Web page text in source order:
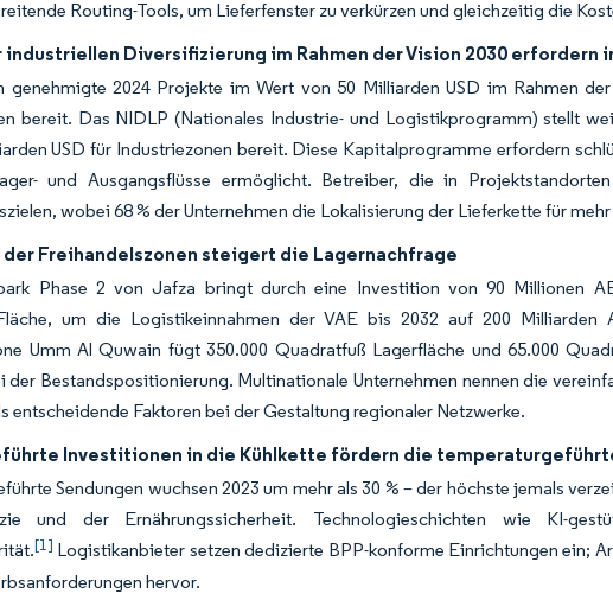
Routing-Tools, um Lieferfenster zu verkürzen und gleichzeitig die
industriellen Diversifizierung im Rahmen der Vision 2030
genehmigte 2024 Projekte im Wert von 50 Milliarden USD im Rahmen
bereit. Das NIDLP (Nationales Industrie- und Logistikprogramm) stellt
USD für Industriezonen bereit. Diese Kapitalprogramme erfordern
und Ausgangsflüsse ermöglicht. Betreiber, die in
wobei 68 % der Unternehmen die Lokalisierung der Lieferkette für
Freihandelszonen steigert die Lagernachfrage
Phase 2 von Jafza bringt durch eine Investition von 90 Millionen
um die Logistikeinnahmen der VAE bis 2032 auf 200 Milliarden
Umm Al Quwain fügt 350.000 Quadratfuß Lagerfläche und 65.000
der Bestandspositionierung. Multinationale Unternehmen nennen die
entscheidende Faktoren bei der Gestaltung regionaler Netzwerke.
Investitionen in die Kühlkette fördern die
Sendungen wuchsen 2023 um mehr als 30 % – der höchste jemals
und der Ernährungssicherheit. Technologieschichten wie KI-
[1] Logistikanbieter setzen dedizierte BPP-konforme Einrichtungen ein;
hervor.